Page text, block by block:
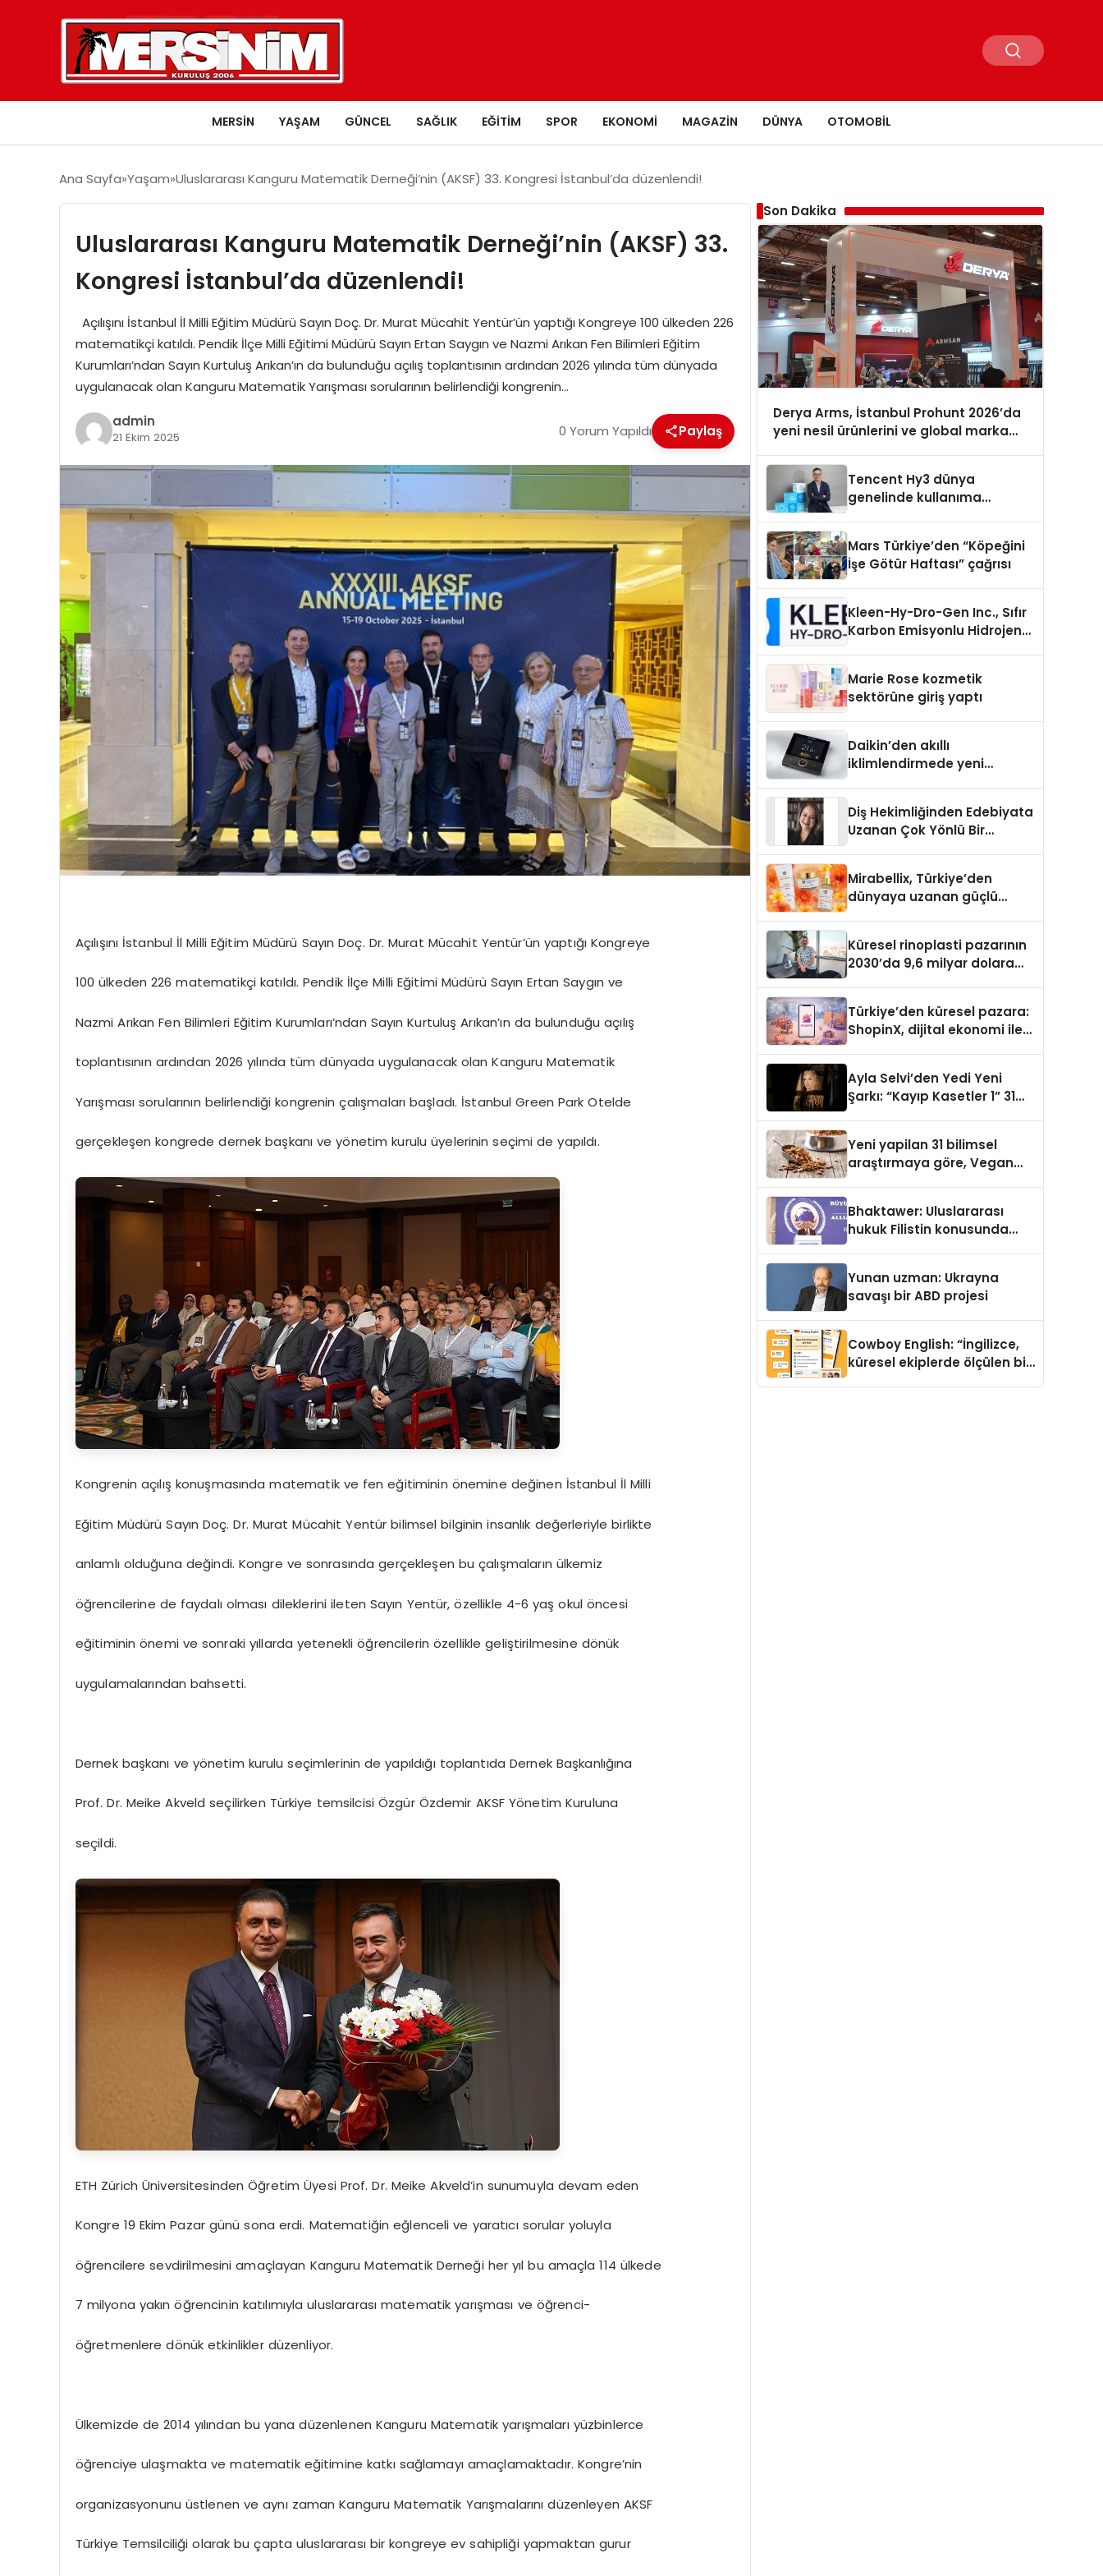
MERSIN YAŞAM GÜNCEL SAĞLIK EĞITIM SPOR EKONOMI MAGAZIN DÜNYA OTOMOBIL
Ana Sayfa Yaşam Uluslararası Kanguru Matematik Derneği’nin (AKSF) 33. Kongresi İstanbul’da düzenlendi!
Uluslararası Kanguru Matematik Derneği’nin (AKSF) 33.
Kongresi İstanbul’da düzenlendi!
Açılışını İstanbul İl Milli Eğitim Müdürü Sayın Doç. Dr. Murat Mücahit Yentür’ün yaptığı Kongreye 100 ülkeden 226
matematikçi katıldı. Pendik İlçe Milli Eğitimi Müdürü Sayın Ertan Saygın ve Nazmi Arıkan Fen Bilimleri Eğitim
Kurumları’ndan Sayın Kurtuluş Arıkan’ın da bulunduğu açılış toplantısının ardından 2026 yılında tüm dünyada
uygulanacak olan Kanguru Matematik Yarışması sorularının belirlendiği kongrenin…
admin
21 Ekim 2025 0 Yorum Yapıldı Paylaş
Açılışını İstanbul İl Milli Eğitim Müdürü Sayın Doç. Dr. Murat Mücahit Yentür’ün yaptığı Kongreye
100 ülkeden 226 matematikçi katıldı. Pendik İlçe Milli Eğitimi Müdürü Sayın Ertan Saygın ve
Nazmi Arıkan Fen Bilimleri Eğitim Kurumları’ndan Sayın Kurtuluş Arıkan’ın da bulunduğu açılış
toplantısının ardından 2026 yılında tüm dünyada uygulanacak olan Kanguru Matematik
Yarışması sorularının belirlendiği kongrenin çalışmaları başladı. İstanbul Green Park Otelde
gerçekleşen kongrede dernek başkanı ve yönetim kurulu üyelerinin seçimi de yapıldı.
Kongrenin açılış konuşmasında matematik ve fen eğitiminin önemine değinen İstanbul İl Milli
Eğitim Müdürü Sayın Doç. Dr. Murat Mücahit Yentür bilimsel bilginin insanlık değerleriyle birlikte
anlamlı olduğuna değindi. Kongre ve sonrasında gerçekleşen bu çalışmaların ülkemiz
öğrencilerine de faydalı olması dileklerini ileten Sayın Yentür, özellikle 4-6 yaş okul öncesi
eğitiminin önemi ve sonraki yıllarda yetenekli öğrencilerin özellikle geliştirilmesine dönük
uygulamalarından bahsetti.
Dernek başkanı ve yönetim kurulu seçimlerinin de yapıldığı toplantıda Dernek Başkanlığına
Prof. Dr. Meike Akveld seçilirken Türkiye temsilcisi Özgür Özdemir AKSF Yönetim Kuruluna
seçildi.
ETH Zürich Üniversitesinden Öğretim Üyesi Prof. Dr. Meike Akveld’in sunumuyla devam eden
Kongre 19 Ekim Pazar günü sona erdi. Matematiğin eğlenceli ve yaratıcı sorular yoluyla
öğrencilere sevdirilmesini amaçlayan Kanguru Matematik Derneği her yıl bu amaçla 114 ülkede
7 milyona yakın öğrencinin katılımıyla uluslararası matematik yarışması ve öğrenci-
öğretmenlere dönük etkinlikler düzenliyor.
Ülkemizde de 2014 yılından bu yana düzenlenen Kanguru Matematik yarışmaları yüzbinlerce
öğrenciye ulaşmakta ve matematik eğitimine katkı sağlamayı amaçlamaktadır. Kongre’nin
organizasyonunu üstlenen ve aynı zaman Kanguru Matematik Yarışmalarını düzenleyen AKSF
Türkiye Temsilciliği olarak bu çapta uluslararası bir kongreye ev sahipliği yapmaktan gurur
Son Dakika
Derya Arms, İstanbul Prohunt 2026’da
yeni nesil ürünlerini ve global marka
Tencent Hy3 dünya
genelinde kullanıma
Mars Türkiye’den “Köpeğini
İşe Götür Haftası” çağrısı
Kleen-Hy-Dro-Gen Inc., Sıfır
Karbon Emisyonlu Hidrojen
Aldı
Marie Rose kozmetik
sektörüne giriş yaptı
Daikin’den akıllı
iklimlendirmede yeni
Diş Hekimliğinden Edebiyata
Uzanan Çok Yönlü Bir
Mirabellix, Türkiye’den
dünyaya uzanan güçlü
Küresel rinoplasti pazarının
2030’da 9,6 milyar dolara
Türkiye’den küresel pazara:
ShopinX, dijital ekonomi ile
Ayla Selvi’den Yedi Yeni
Şarkı: “Kayıp Kasetler 1” 31
Yeni yapilan 31 bilimsel
araştırmaya göre, Vegan
Sindirildiğini Ortaya Koydu
Bhaktawer: Uluslararası
hukuk Filistin konusunda
Yunan uzman: Ukrayna
savaşı bir ABD projesi
Cowboy English: “İngilizce,
küresel ekiplerde ölçülen bir